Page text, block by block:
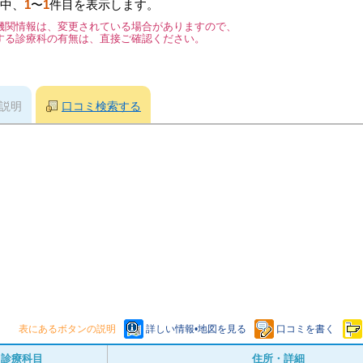
、 1〜1件目を表示します。
情報は、変更されている場合がありますので、
診療科の有無は、直接ご確認ください。
明 口コミ検索する
表にあるボタンの説明 詳しい情報•地図を見る 口コミを書く
診療科目 住所・詳細